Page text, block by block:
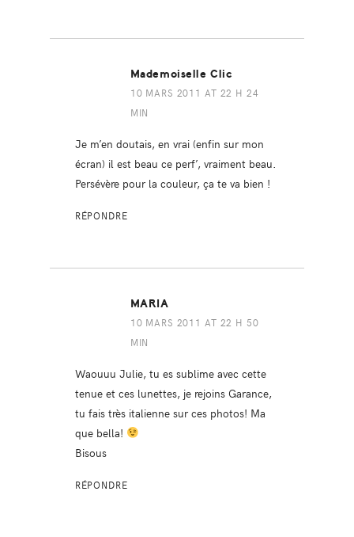
Mademoiselle Clic
10 MARS 2011 AT 22 H 24
MIN
Je m’en doutais, en vrai (enfin sur mon
écran) il est beau ce perf’, vraiment beau.
Persévère pour la couleur, ça te va bien !
RÉPONDRE
MARIA
10 MARS 2011 AT 22 H 50
MIN
Waouuu Julie, tu es sublime avec cette
tenue et ces lunettes, je rejoins Garance,
tu fais très italienne sur ces photos! Ma
que bella!
Bisous
RÉPONDRE